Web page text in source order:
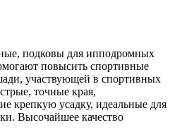
подковы для ипподромных
повысить спортивные
участвующей в спортивных
точные края,
крепкую усадку, идеальные для
Высочайшее качество